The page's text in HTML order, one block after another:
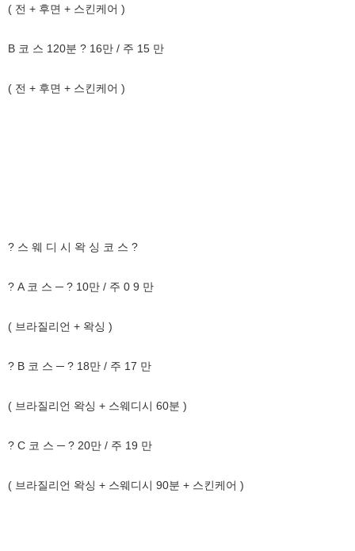
( 전 + 후면 + 스킨케어 )
B 코 스 120분 ? 16만 / 주 15 만
( 전 + 후면 + 스킨케어 )
? 스 웨 디 시 왁 싱 코 스 ?
? A 코 스 ─ ? 10만 / 주 0 9 만
( 브라질리언 + 왁싱 )
? B 코 스 ─ ? 18만 / 주 17 만
( 브라질리언 왁싱 + 스웨디시 60분 )
? C 코 스 ─ ? 20만 / 주 19 만
( 브라질리언 왁싱 + 스웨디시 90분 + 스킨케어 )